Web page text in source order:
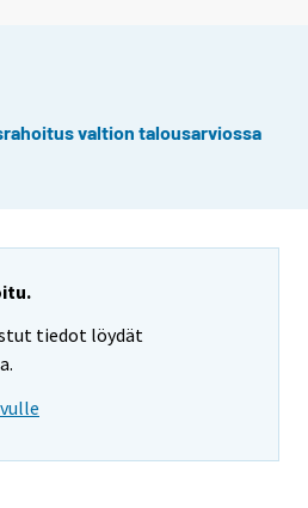
valtion talousarviossa
tiedot löydät